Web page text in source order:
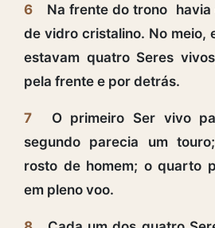
6
Na frente do trono havia
de vidro cristalino. No meio,
estavam quatro Seres
pela frente e por detrás.
7
O primeiro Ser vivo
segundo parecia um
rosto de homem; o quarto
em pleno voo.